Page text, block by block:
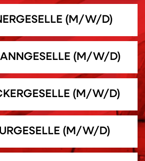
(M/W/D)
(M/W/D)
(M/W/D)
(M/W/D)